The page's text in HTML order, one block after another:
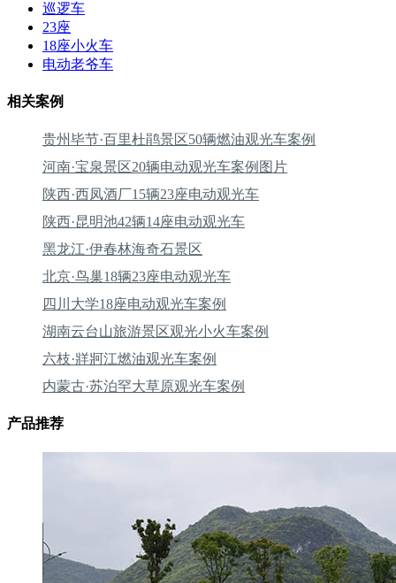
巡逻车
23座
18座小火车
电动老爷车
相关案例
贵州毕节·百里杜鹃景区50辆燃油观光车案例
河南·宝泉景区20辆电动观光车案例图片
陕西·西凤酒厂15辆23座电动观光车
陕西·昆明池42辆14座电动观光车
黑龙江·伊春林海奇石景区
北京·鸟巢18辆23座电动观光车
四川大学18座电动观光车案例
湖南云台山旅游景区观光小火车案例
六枝·牂牁江燃油观光车案例
内蒙古·苏泊罕大草原观光车案例
产品推荐